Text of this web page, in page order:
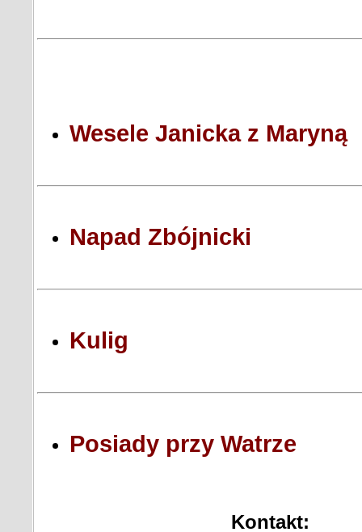
Wesele Janicka z Maryną
Napad Zbójnicki
Kulig
Posiady przy Watrze